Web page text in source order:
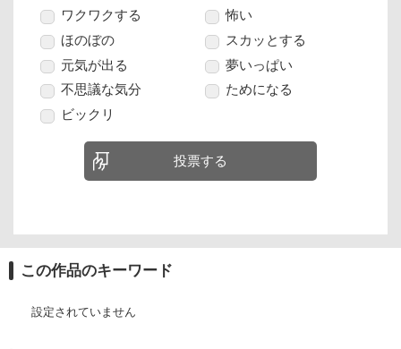
ワクワクする
怖い
ほのぼの
スカッとする
元気が出る
夢いっぱい
不思議な気分
ためになる
ビックリ
投票する
この作品のキーワード
設定されていません